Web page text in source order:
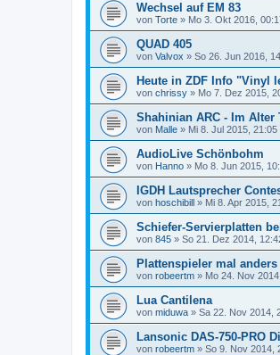
Wechsel auf EM 83
von Torte » Mo 3. Okt 2016,
QUAD 405
von Valvox » So 26. Jun 2016,
Heute in ZDF Info "Vinyl
von chrissy » Mo 7. Dez 2015,
Shahinian ARC - Im
von Malle » Mi 8. Jul 2015, 21:05
AudioLive Schönbohm
von Hanno » Mo 8. Jun 2015,
IGDH Lautsprecher
von hoschibill » Mi 8. Apr 2015,
Schiefer-Servierplatten
von 845 » So 21. Dez 2014,
Plattenspieler mal anders
von robeertm » Mo 24. Nov
Lua Cantilena
von miduwa » Sa 22. Nov 2014,
Lansonic DAS-750-PRO
von robeertm » So 9. Nov 2014,